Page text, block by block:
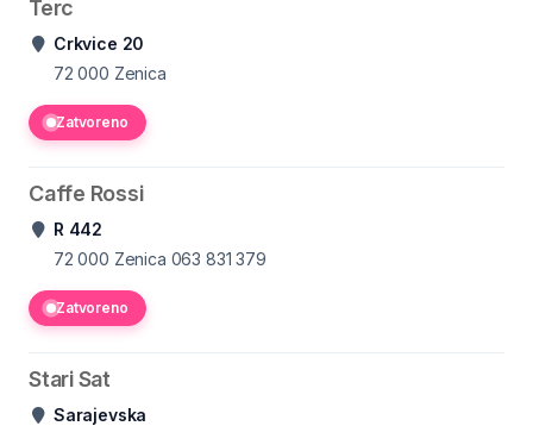
Terc
Crkvice 20
72 000 Zenica
Zatvoreno
Caffe Rossi
R 442
72 000 Zenica 063 831 379
Zatvoreno
Stari Sat
Sarajevska